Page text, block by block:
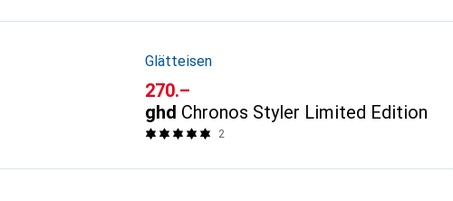
Glätteisen
CHF
270.–
ghd Chronos Styler Limited Edition
2